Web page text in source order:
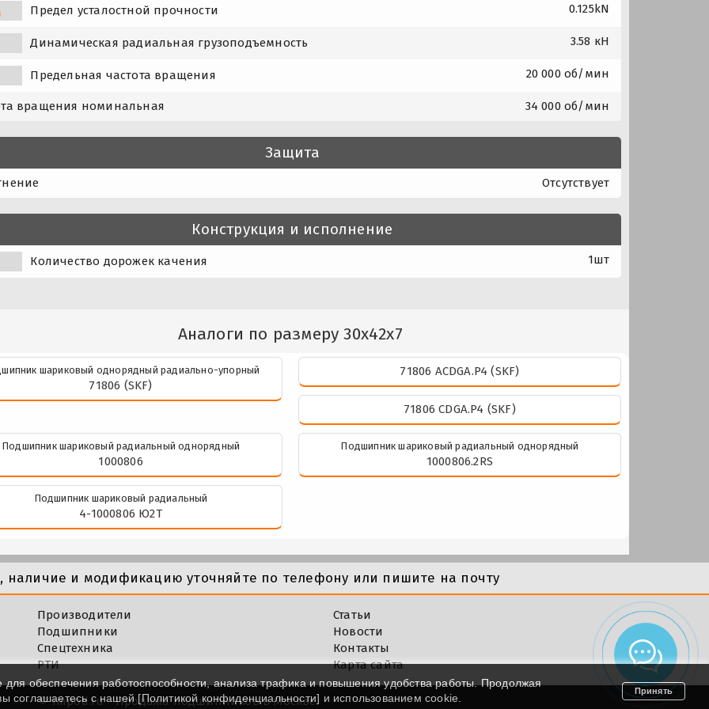
Предел усталостной прочности 0.125kN
Динамическая радиальная грузоподъемность 3.58 кН
Предельная частота вращения 20 000 об/мин
вращения номинальная 34 000 об/мин
Защита
Отсутствует
Конструкция и исполнение
Количество дорожек качения 1шт
Аналоги по размеру 30x42x7
шариковый однорядный радиально-упорный
71806 (SKF)
71806 ACDGA.P4 (SKF)
71806 CDGA.P4 (SKF)
Подшипник шариковый радиальный однорядный
1000806
Подшипник шариковый радиальный однорядный
1000806.2RS
Подшипник шариковый радиальный
4-1000806 Ю2Т
наличие и модификацию уточняйте по телефону или пишите на почту
Производители
Подшипники
Спецтехника
РТИ
Статьи
Новости
Контакты
Карта сайта
©Impod.ru - Продажа подшипников в Москве
обеспечения работоспособности, анализа трафика и повышения удобства работы. Продолжая
соглашаетесь с нашей [Политикой конфиденциальности] и использованием cookie.
Принять